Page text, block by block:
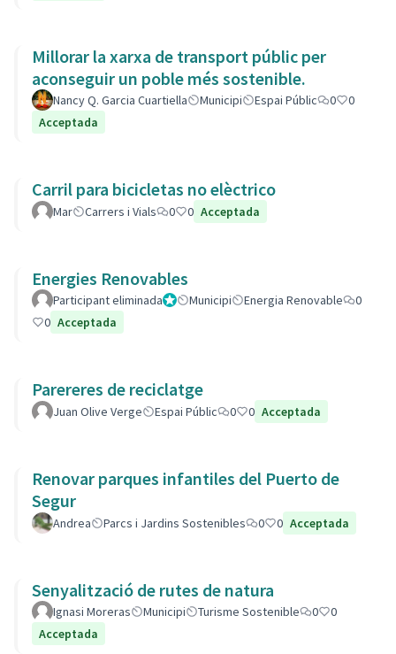
Millorar la xarxa de transport públic per
aconseguir un poble més sostenible.
Nancy Q. Garcia Cuartiella Municipi Espai Públic 0
0
Acceptada
Carril para bicicletas no elèctrico
Mar Carrers i Vials 0 0 Acceptada
Energies Renovables
Participant eliminadaAdministrador
Municipi Energia Renovable
0
0 Acceptada
Parereres de reciclatge
Juan Olive Verge Espai Públic 0 0 Acceptada
Renovar parques infantiles del Puerto de
Segur
Andrea Parcs i Jardins Sostenibles 0 0 Acceptada
Senyalització de rutes de natura
Ignasi Moreras Municipi Turisme Sostenible 0
0
Acceptada